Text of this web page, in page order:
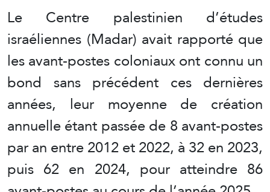
Le Centre palestinien d’études
israéliennes (Madar) avait rapporté que
les avant-postes coloniaux ont connu un
bond sans précédent ces dernières
années, leur moyenne de création
annuelle étant passée de 8 avant-postes
par an entre 2012 et 2022, à 32 en 2023,
puis 62 en 2024, pour atteindre 86